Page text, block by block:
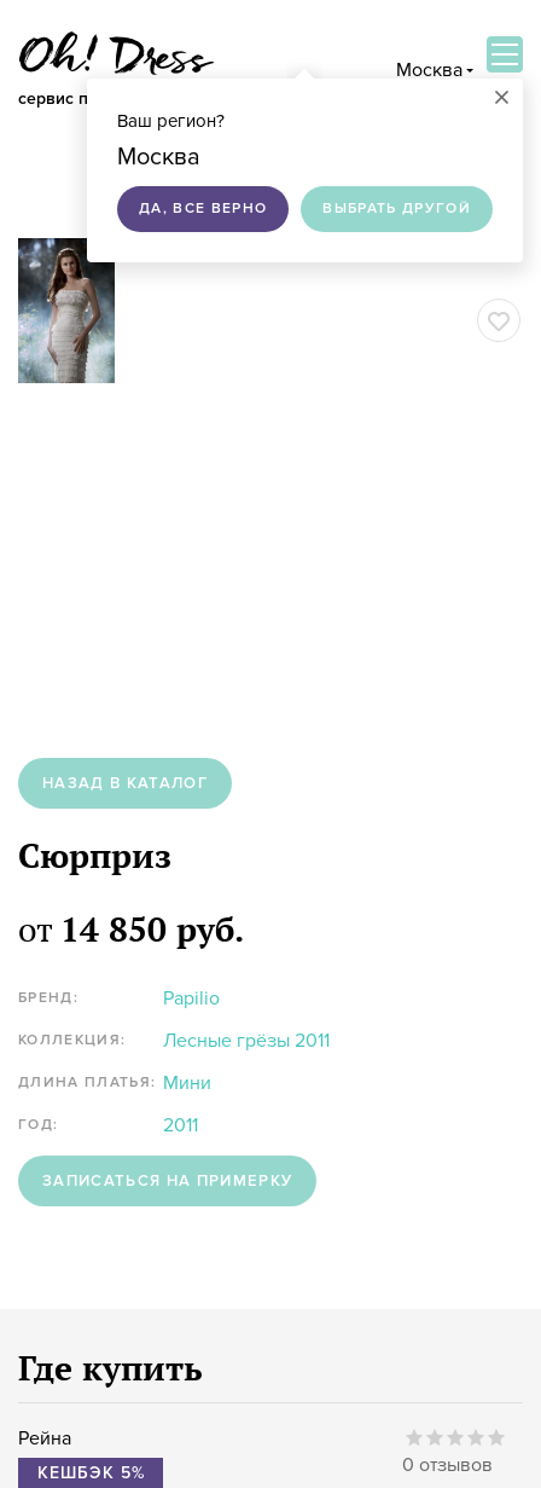
сервис по подбору свадебных платьев
Москва
×
Ваш регион?
Москва
ДА, ВСЕ ВЕРНО ВЫБРАТЬ ДРУГОЙ
НАЗАД В КАТАЛОГ
Сюрприз
от 14 850 руб.
БРЕНД: Papilio
КОЛЛЕКЦИЯ: Лесные грёзы 2011
ДЛИНА ПЛАТЬЯ: Мини
ГОД: 2011
ЗАПИСАТЬСЯ НА ПРИМЕРКУ
Где купить
Рейна
КЕШБЭК 5% 0 отзывов